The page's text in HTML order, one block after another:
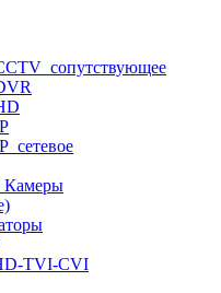
Камеры
TVI-CVI